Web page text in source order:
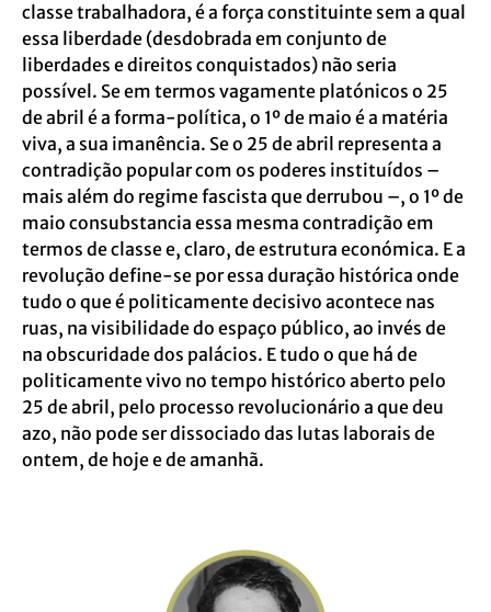
classe trabalhadora, é a força constituinte sem a qual
essa liberdade (desdobrada em conjunto de
liberdades e direitos conquistados) não seria
possível. Se em termos vagamente platónicos o 25
de abril é a forma-política, o 1º de maio é a matéria
viva, a sua imanência. Se o 25 de abril representa a
contradição popular com os poderes instituídos –
mais além do regime fascista que derrubou –, o 1º de
maio consubstancia essa mesma contradição em
termos de classe e, claro, de estrutura económica. E a
revolução define-se por essa duração histórica onde
tudo o que é politicamente decisivo acontece nas
ruas, na visibilidade do espaço público, ao invés de
na obscuridade dos palácios. E tudo o que há de
politicamente vivo no tempo histórico aberto pelo
25 de abril, pelo processo revolucionário a que deu
azo, não pode ser dissociado das lutas laborais de
ontem, de hoje e de amanhã.